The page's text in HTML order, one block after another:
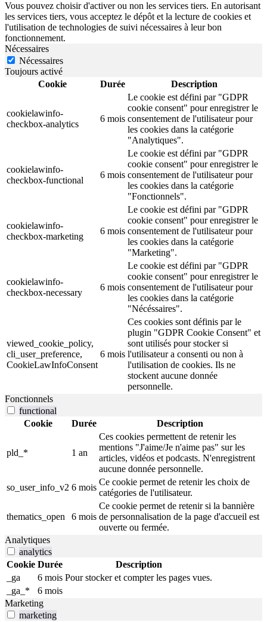
Vous pouvez choisir d'activer ou non les services tiers. En autorisant
les services tiers, vous acceptez le dépôt et la lecture de cookies et
l'utilisation de technologies de suivi nécessaires à leur bon
fonctionnement.
Nécessaires
Nécessaires
Toujours activé
Cookie
Durée Description
cookielawinfo-
checkbox-analytics
6 mois
Le cookie est défini par "GDPR
cookie consent" pour enregistrer le
consentement de l'utilisateur pour
les cookies dans la catégorie
"Analytiques".
cookielawinfo-
checkbox-functional
6 mois
Le cookie est défini par "GDPR
cookie consent" pour enregistrer le
consentement de l'utilisateur pour
les cookies dans la catégorie
"Fonctionnels".
cookielawinfo-
checkbox-marketing
6 mois
Le cookie est défini par "GDPR
cookie consent" pour enregistrer le
consentement de l'utilisateur pour
les cookies dans la catégorie
"Marketing".
cookielawinfo-
checkbox-necessary
6 mois
Le cookie est défini par "GDPR
cookie consent" pour enregistrer le
consentement de l'utilisateur pour
les cookies dans la catégorie
"Nécéssaires".
viewed_cookie_policy,
cli_user_preference,
CookieLawInfoConsent
6 mois
Ces cookies sont définis par le
plugin "GDPR Cookie Consent" et
sont utilisés pour stocker si
l'utilisateur a consenti ou non à
l'utilisation de cookies. Ils ne
stockent aucune donnée
personnelle.
Fonctionnels
functional
Cookie
Durée Description
pld_* 1 an
Ces cookies permettent de retenir les
mentions "J'aime/Je n'aime pas" sur les
articles, vidéos et podcasts. N'enregistrent
aucune donnée personnelle.
so_user_info_v2 6 mois
Ce cookie permet de retenir les choix de
catégories de l'utilisateur.
thematics_open 6 mois
Ce cookie permet de retenir si la bannière
de personnalisation de la page d'accueil est
ouverte ou fermée.
Analytiques
analytics
Cookie Durée
Description
_ga
6 mois Pour stocker et compter les pages vues.
_ga_*
6 mois
Marketing
marketing